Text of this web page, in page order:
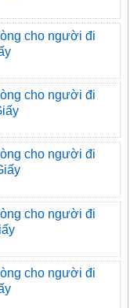
cho người đi
cho người đi
cho người đi
cho người đi
cho người đi